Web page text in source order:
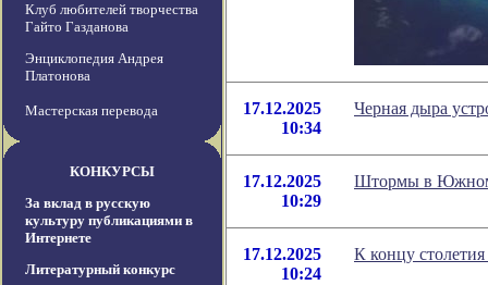
Клуб любителей творчества
Гайто Газданова
Энциклопедия Андрея
Платонова
Мастерская перевода
КОНКУРСЫ
За вклад в русскую
культуру публикациями в
Интернете
Литературный конкурс
17.12.2025
10:34
Черная дыра
17.12.2025
10:29
Штормы в Южном
17.12.2025
10:24
К концу